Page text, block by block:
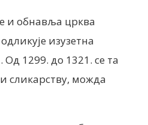
и обнавља црква
изузетна
Од 1299. до 1321. се та
сликарству, можда